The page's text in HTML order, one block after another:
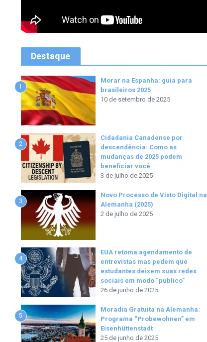
Destaque
1
Morar na Espanha: guia para
brasileiros 2025
10 de setembro de 2025
2
Cidadania Canadense por
descendência: Como as
mudanças de 2025 podem
beneficiar você
3 de julho de 2025
3
Novo Processo de Visto Digital na
Alemanha (2025)
2 de julho de 2025
4
EUA retoma agendamento de
entrevistas mas pedem que
estudantes deixem suas redes
sociais em modo “público”
26 de junho de 2025
5
Moradia Gratuita na Alemanha:
Programa “Probewohnen” em
Eisenhüttenstadt
25 de junho de 2025